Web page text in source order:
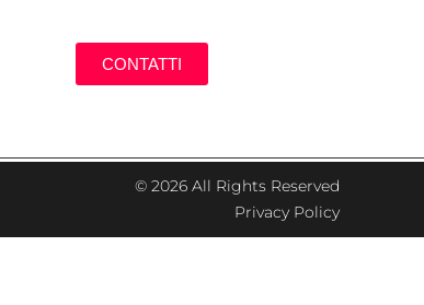
CONTATTI
© 2026 All Rights Reserved
Privacy Policy